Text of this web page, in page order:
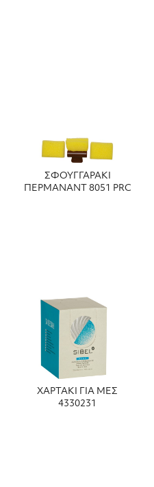
ΣΦΟΥΓΓΑΡΑΚΙ
ΠΕΡΜΑΝΑΝΤ 8051 PRC
ΧΑΡΤΑΚΙ ΓΙΑ ΜΕΣ
4330231